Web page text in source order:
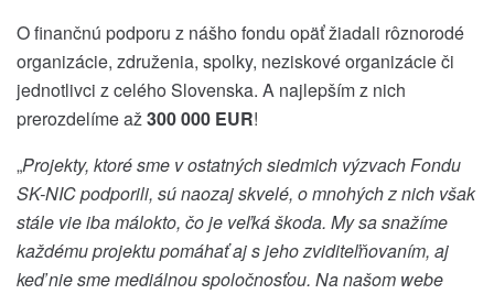
O finančnú podporu z nášho fondu opäť žiadali rôznorodé
organizácie, združenia, spolky, neziskové organizácie či
jednotlivci z celého Slovenska. A najlepším z nich
prerozdelíme až300 000 EUR!
„Projekty, ktoré sme v ostatných siedmich výzvach Fondu
SK-NIC podporili, sú naozaj skvelé, o mnohých z nich však
stále vie iba málokto, čo je veľká škoda. My sa snažíme
každému projektu pomáhať aj s jeho zviditeľňovaním, aj
keď nie sme mediálnou spoločnosťou. Na našom webe